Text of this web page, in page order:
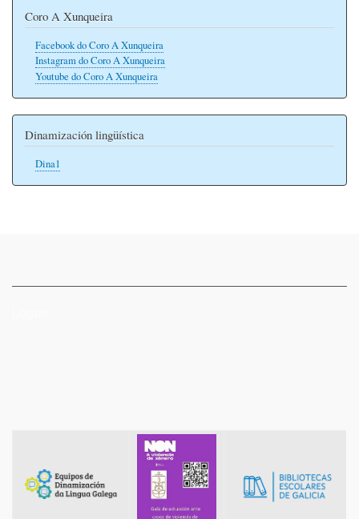
Coro A Xunqueira
Facebook do Coro A Xunqueira
Instagram do Coro A Xunqueira
Youtube do Coro A Xunqueira
Dinamización lingüística
Dina1